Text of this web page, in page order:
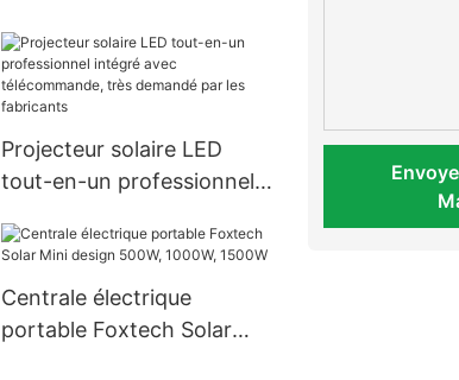
Projecteur solaire LED
tout-en-un professionnel
télécommande, très
fabricants
Centrale électrique
portable Foxtech Solar